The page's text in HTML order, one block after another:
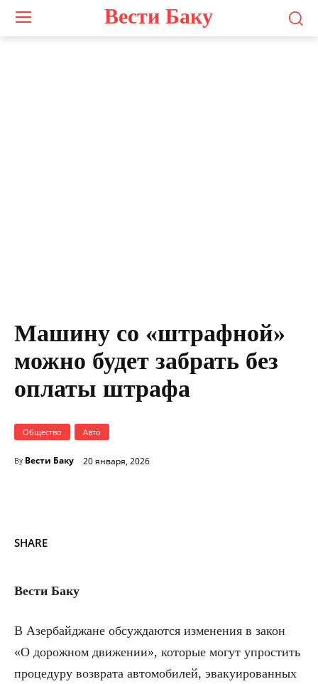
Вести Баку
Машину со «штрафной»
можно будет забрать без
оплаты штрафа
Общество Авто
By Вести Баку 20 января, 2026
SHARE
Вести Баку
В Азербайджане обсуждаются изменения в закон
«О дорожном движении», которые могут упростить
процедуру возврата автомобилей, эвакуированных